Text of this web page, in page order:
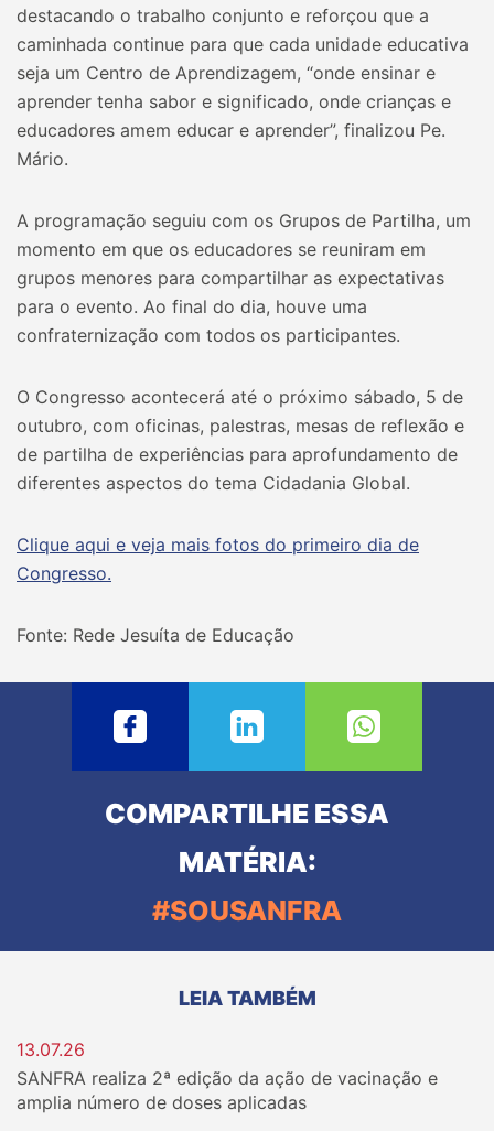
destacando o trabalho conjunto e reforçou que a
caminhada continue para que cada unidade educativa
seja um Centro de Aprendizagem, “onde ensinar e
aprender tenha sabor e significado, onde crianças e
educadores amem educar e aprender”, finalizou Pe.
Mário.
A programação seguiu com os Grupos de Partilha, um
momento em que os educadores se reuniram em
grupos menores para compartilhar as expectativas
para o evento. Ao final do dia, houve uma
confraternização com todos os participantes.
O Congresso acontecerá até o próximo sábado, 5 de
outubro, com oficinas, palestras, mesas de reflexão e
de partilha de experiências para aprofundamento de
diferentes aspectos do tema Cidadania Global.
Clique aqui e veja mais fotos do primeiro dia de
Congresso.
Fonte: Rede Jesuíta de Educação
COMPARTILHE ESSA
MATÉRIA:
#SOUSANFRA
LEIA TAMBÉM
13.07.26
SANFRA realiza 2ª edição da ação de vacinação e
amplia número de doses aplicadas